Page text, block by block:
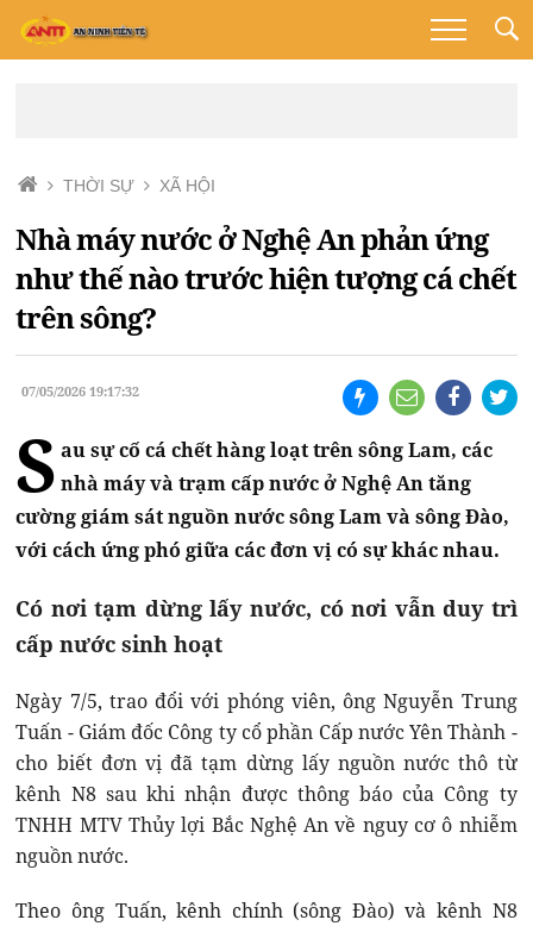
THỜI SỰ XÃ HỘI
Nhà máy nước ở Nghệ An phản ứng
như thế nào trước hiện tượng cá chết
trên sông?
07/05/2026 19:17:32
S au sự cố cá chết hàng loạt trên sông Lam, các
nhà máy và trạm cấp nước ở Nghệ An tăng
cường giám sát nguồn nước sông Lam và sông Đào,
với cách ứng phó giữa các đơn vị có sự khác nhau.
Có nơi tạm dừng lấy nước, có nơi vẫn duy trì
cấp nước sinh hoạt
Ngày 7/5, trao đổi với phóng viên, ông Nguyễn Trung
Tuấn - Giám đốc Công ty cổ phần Cấp nước Yên Thành -
cho biết đơn vị đã tạm dừng lấy nguồn nước thô từ
kênh N8 sau khi nhận được thông báo của Công ty
TNHH MTV Thủy lợi Bắc Nghệ An về nguy cơ ô nhiễm
nguồn nước.
Theo ông Tuấn, kênh chính (sông Đào) và kênh N8